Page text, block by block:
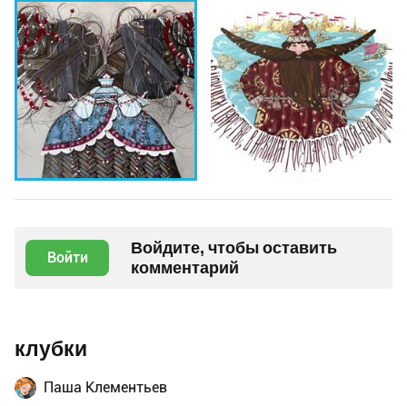
Войти
Войдите, чтобы оставить
комментарий
клубки
Паша Клементьев